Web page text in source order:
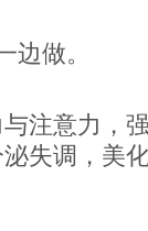
边做。
注意力，
失调，美